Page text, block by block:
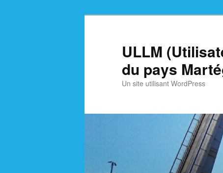
ULLM
du pays
Un site utilisant WordPress